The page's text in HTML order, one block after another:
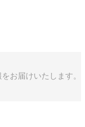
お届けいたします。